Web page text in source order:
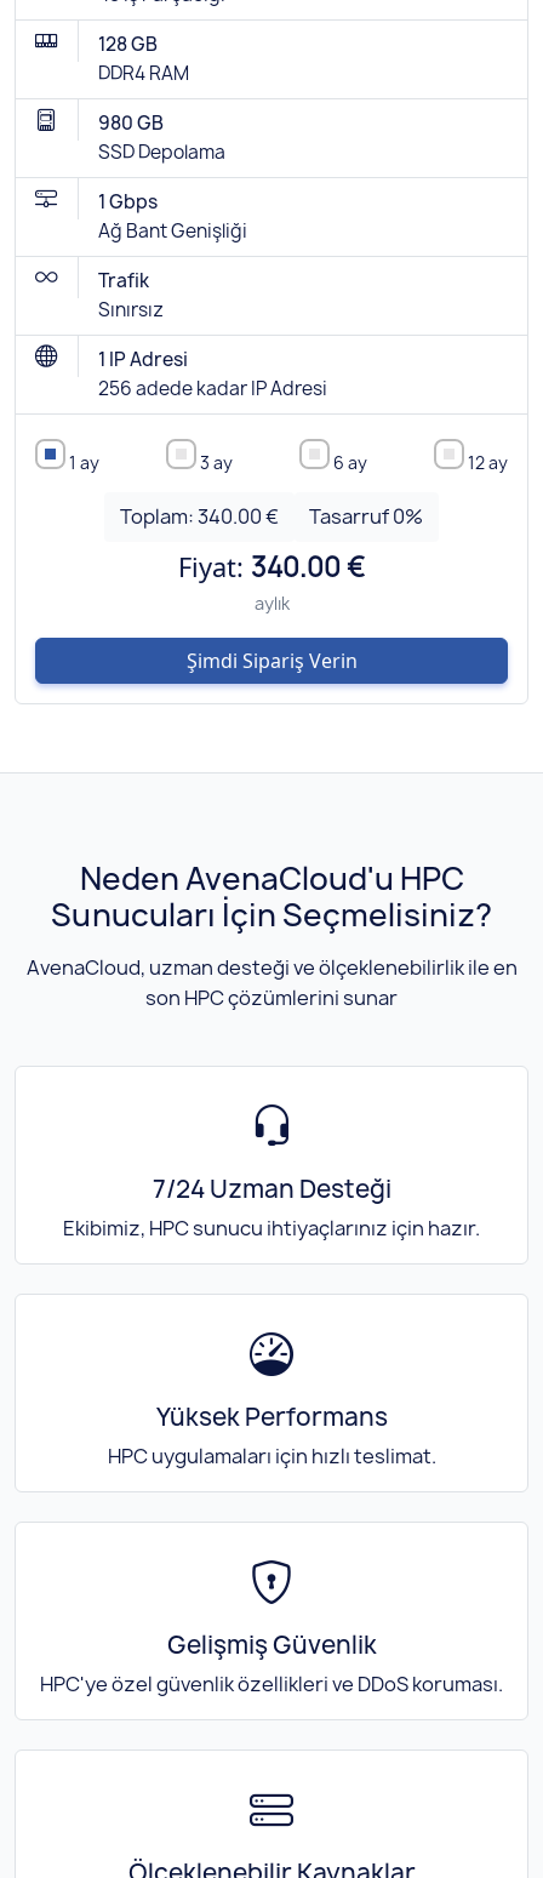
128 GB
DDR4 RAM
980 GB
SSD Depolama
1 Gbps
Ağ Bant Genişliği
Trafik
Sınırsız
1 IP Adresi
256 adede kadar IP Adresi
1 ay 3 ay 6 ay 12 ay
Toplam:340.00 € Tasarruf0%
Fiyat: 340.00 €
aylık
Şimdi Sipariş Verin
Neden AvenaCloud'u HPC
Sunucuları İçin Seçmelisiniz?
AvenaCloud, uzman desteği ve ölçeklenebilirlik ile en
son HPC çözümlerini sunar
7/24 Uzman Desteği
Ekibimiz, HPC sunucu ihtiyaçlarınız için hazır.
Yüksek Performans
HPC uygulamaları için hızlı teslimat.
Gelişmiş Güvenlik
HPC'ye özel güvenlik özellikleri ve DDoS koruması.